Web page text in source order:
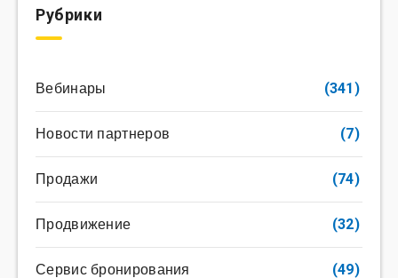
Рубрики
Вебинары (341)
Новости партнеров (7)
Продажи (74)
Продвижение (32)
Сервис бронирования (49)